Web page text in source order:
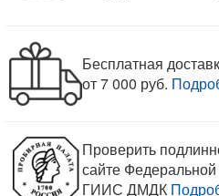
Бесплатная
от 7 000 руб.
Проверить
сайте
ГИИС ДМДК